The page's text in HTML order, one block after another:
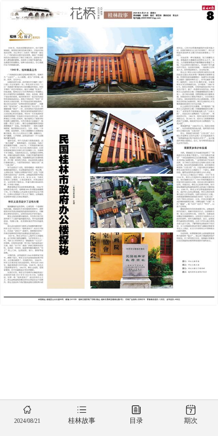
前一版 2024年08月21日
2024/08/21 桂林故事 目录 期次